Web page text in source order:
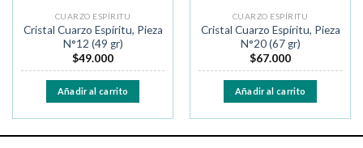
CUARZO ESPÍRITU
Cristal Cuarzo Espíritu, Pieza
N°12 (49 gr)
$49.000
Añadir al carrito
CUARZO ESPÍRITU
Cristal Cuarzo Espíritu, Pieza
N°20 (67 gr)
$67.000
Añadir al carrito